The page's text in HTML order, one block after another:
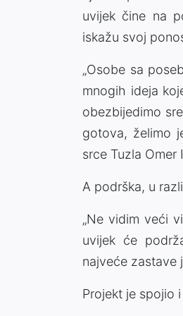
uvijek čine na
iskažu svoj
„Osobe sa
mnogih ideja
obezbijedimo
gotova, želimo
srce Tuzla Omer
A podrška, u
„Ne vidim veći
uvijek će
najveće zastave
Projekt je spojio